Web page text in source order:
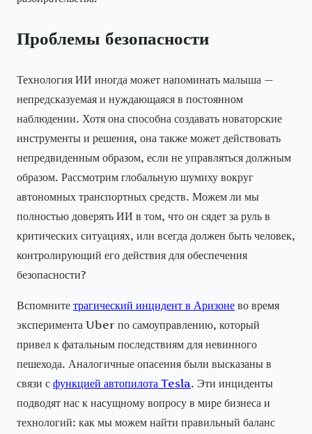
Проблемы безопасности
Технология ИИ иногда может напоминать малыша —
непредсказуемая и нуждающаяся в постоянном
наблюдении. Хотя она способна создавать новаторские
инструменты и решения, она также может действовать
непредвиденным образом, если не управляться должным
образом. Рассмотрим глобальную шумиху вокруг
автономных транспортных средств. Можем ли мы
полностью доверять ИИ в том, что он сядет за руль в
критических ситуациях, или всегда должен быть человек,
контролирующий его действия для обеспечения
безопасности?
Вспомните трагический инцидент в Аризоне во время
эксперимента Uber по самоуправлению, который
привел к фатальным последствиям для невинного
пешехода. Аналогичные опасения были высказаны в
связи с функцией автопилота Tesla. Эти инциденты
подводят нас к насущному вопросу в мире бизнеса и
технологий: как мы можем найти правильный баланс